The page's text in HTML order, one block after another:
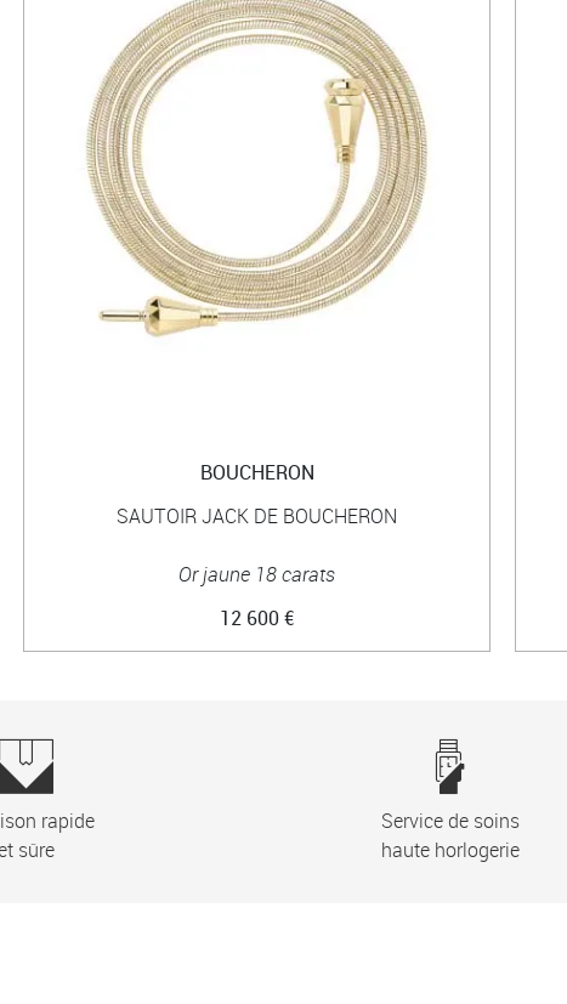
BOUCHERON
SAUTOIR JACK DE BOUCHERON
Or jaune 18 carats
12 600 €
rapide
sûre
Service de soins
haute horlogerie